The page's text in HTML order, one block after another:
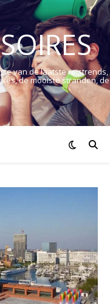
van de laatste reistrends,
de mooiste stranden, de